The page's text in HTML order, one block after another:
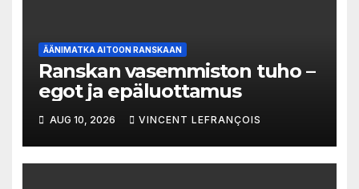
ÄÄNIMATKA AITOON RANSKAAN
Ranskan vasemmiston tuho –
egot ja epäluottamus
AUG 10, 2026 VINCENT LEFRANÇOIS